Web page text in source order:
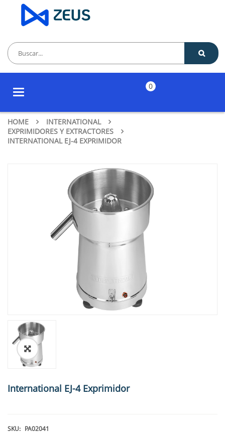
Toggle
0
HOME
INTERNATIONAL
EXPRIMIDORES Y EXTRACTORES
INTERNATIONAL EJ-4 EXPRIMIDOR
🔍
International EJ-4 Exprimidor
SKU: PA02041